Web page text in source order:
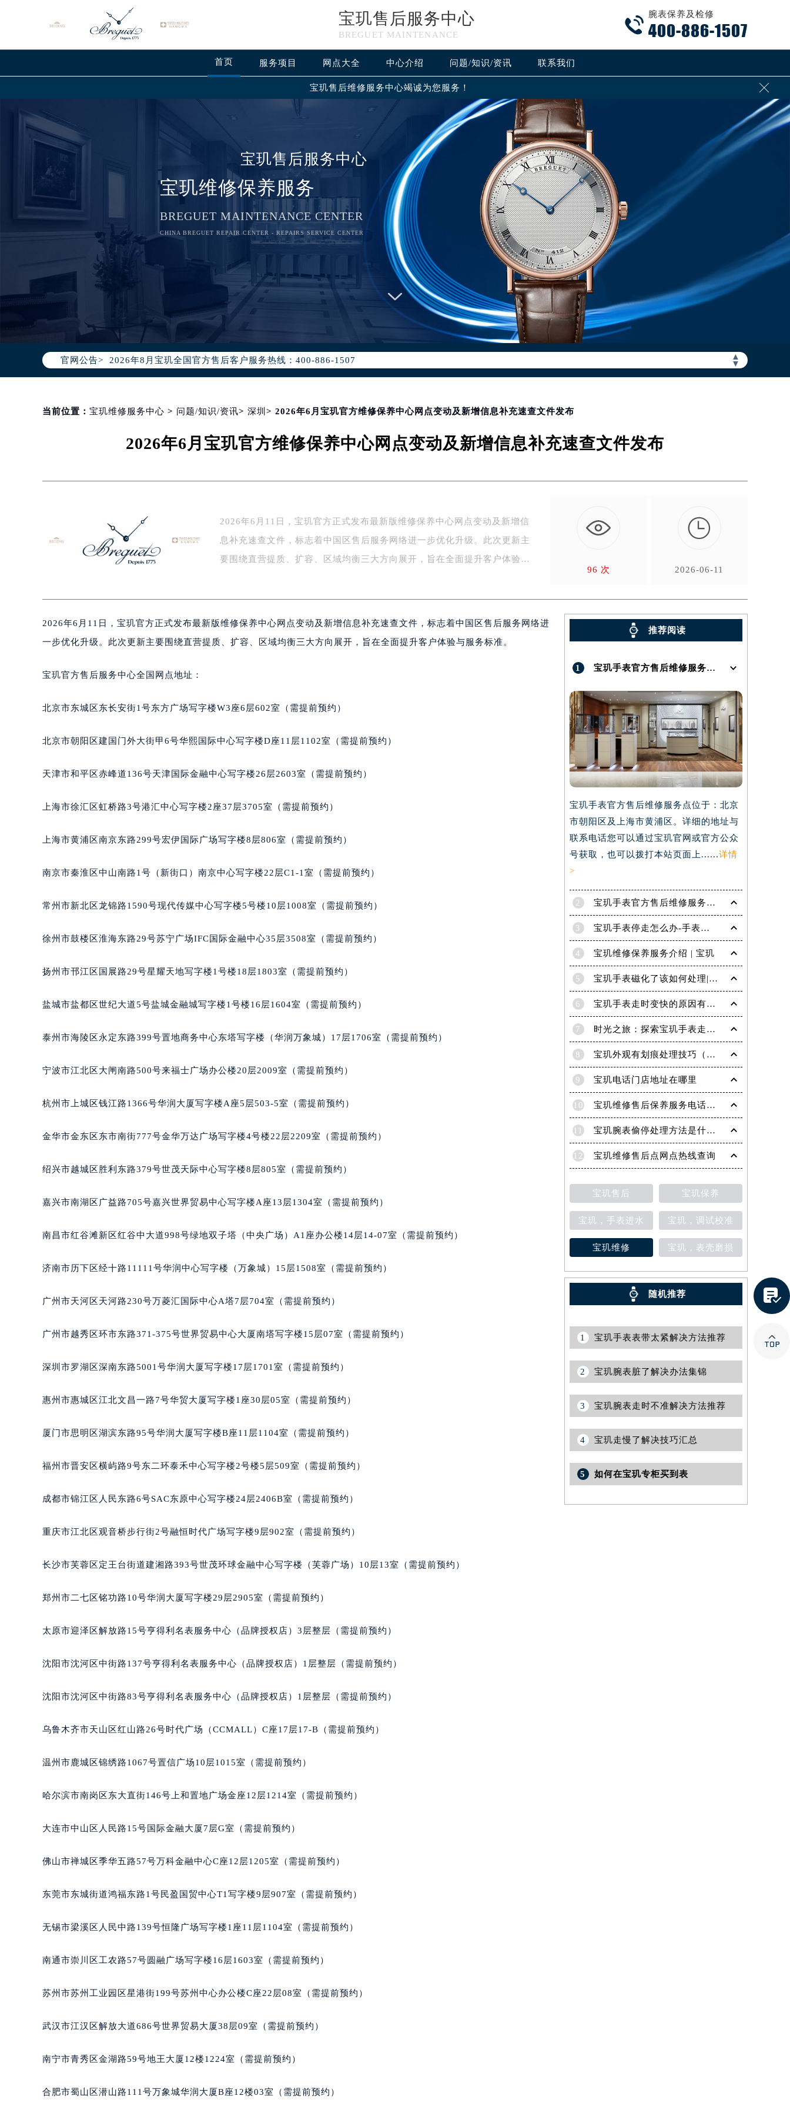
宝玑售后服务中心
BREGUET MAINTENANCE

腕表保养及检修
400-886-1507
首页 服务项目 网点大全 中心介绍 问题/知识/资讯 联系我们
宝玑售后维修服务中心竭诚为您服务！ 
宝玑售后服务中心
宝玑维修保养服务
BREGUET MAINTENANCE CENTER
CHINA BREGUET REPAIR CENTER - REPAIRS SERVICE CENTER
官网公告> ▲
▼
2026年8月宝玑中国区售后服务网络优化升级公告
2026年8月宝玑全国官方售后客户服务热线：400-886-1507
宝玑官方全国统一服务热线400-886-1507，服务覆盖中国大陆、香港、澳门、台湾全部区域（非大陆需加拨“+86”）
2026年8月宝玑售后服务中心最新网点地址：
北京市东城区东长安街1号东方广场写字楼W3座6层602室（需提前预约）
上海市徐汇区虹桥路3号港汇中心写字楼2座37层3705室（需提前预约）
扬州市邗江区国展路29号星耀天地写字楼1号楼18层1803室（需提前预约）
盐城市盐都区世纪大道5号盐城金融城写字楼1号楼16层1604室（需提前预约）
泰州市海陵区永定东路399号置地商务中心东塔写字楼（华润万象城）17层1706室（需提前预约）
绍兴市越城区胜利东路379号世茂天际中心写字楼8层805室（需提前预约）
嘉兴市南湖区广益路705号嘉兴世界贸易中心写字楼A座13层1304室（需提前预约）
济南市历下区经十路11111号华润中心写字楼（万象城）15层1508室（需提前预约）
广州市越秀区环市东路371-375号世界贸易中心大厦南塔写字楼15层07室（需提前预约）
惠州市惠城区江北文昌一路7号华贸大厦写字楼1座30层05室（需提前预约）
福州市鼓楼区五四路128-1号恒力城写字楼15层03室（需提前预约）
重庆市江北区观音桥步行街2号融恒时代广场写字楼9层902室（需提前预约）
郑州市二七区铭功路10号华润大厦写字楼29层2905室（需提前预约）
沈阳市沈河区中街路137号亨得利名表服务中心（品牌授权店）1层整层（需提前预约）
乌鲁木齐市天山区红山路26号时代广场（CCMALL）C座17层17-B（需提前预约）
哈尔滨市道里区友谊西路600号富力中心T2座写字楼29层03室（需提前预约）
佛山市禅城区季华五路57号万科金融中心C座12层1205室（需提前预约）
无锡市梁溪区人民中路139号恒隆广场写字楼1座11层1104室（需提前预约）
苏州市苏州工业园区星港街199号苏州中心办公楼C座22层08室（需提前预约）
南宁市青秀区金湖路59号地王大厦12楼1224室（需提前预约）
泉州市丰泽区宝洲路729号浦西万达中心写字楼A座7楼709室（需提前预约）
烟台市芝罘区胜利路139号万达金融中心A座907室（需提前预约）
贵阳市南明区都司高架桥路33号亨特国际金融中心14楼14D（需提前预约）
石家庄市长安区中山东路39号勒泰中心写字楼B座13层07室（需提前预约）
海口市龙华区金贸东路5号海口华润大厦B座17层1707室（需提前预约）
台州市椒江区东海大道1800号腾达中心东1幢20楼2002室（需提前预约）
甘肃省兰州市七里河区西津西路16号兰州中心写字楼21层2102室（需提前预约）
黑龙江省大庆市萨尔图区会战大街宝玑售后服务中心（需提前预约）
黑龙江省黑河市爱辉区中央街宝玑售后服务中心（需提前预约）
黑龙江省佳木斯市向阳区长安路宝玑售后服务中心（需提前预约）
黑龙江省七台河市桃山区大同街宝玑售后服务中心（需提前预约）
黑龙江省双鸭山市尖山区新兴大街宝玑售后服务中心（需提前预约）
黑龙江省伊春市伊美区通河路宝玑售后服务中心（需提前预约）
吉林省白山市浑江区浑江大街宝玑售后服务中心（需提前预约）
吉林省辽源市龙山区人民大街宝玑售后服务中心（需提前预约）
吉林省四平市铁东区紫气大路与南九经街交汇处宝玑售后服务中心（需提前预约）
吉林省通化市东昌区环通乡江南大街宝玑售后服务中心（需提前预约）
辽宁省鞍山市铁东区站前街宝玑售后服务中心（需提前预约）
辽宁省朝阳市双塔区新华路宝玑售后服务中心（需提前预约）
辽宁省抚顺市新抚区东一路宝玑售后服务中心（需提前预约）
辽宁省葫芦岛市连山区中央路宝玑售后服务中心（需提前预约）
辽宁省辽阳市白塔区新运大街宝玑售后服务中心（需提前预约）
辽宁省铁岭市银州区南马路宝玑售后服务中心（需提前预约）
辽宁省沈阳市沈河区中街路137号亨得利名表维修授权店1楼宝玑售后服务中心（需提前预约）
北京市朝阳区建国门外大街甲6号华熙国际中心D座11层1102室宝玑售后服务中心（北京总部）（需提前预约）
河北省保定市竞秀区朝阳北大街北国先天下宝玑售后服务中心（需提前预约）
内蒙古自治区巴彦淖尔市临河区新华街宝玑售后服务中心（需提前预约）
内蒙古自治区赤峰市红山区哈达街宝玑售后服务中心（需提前预约）
内蒙古自治区呼伦贝尔市海拉尔区中央街宝玑售后服务中心（需提前预约）
内蒙古自治区乌海市海勃湾区人民南路宝玑售后服务中心（需提前预约）
内蒙古自治区锡林郭勒盟市锡林浩特市光明街与额尔敦路交叉口宝玑售后服务中心（需提前预约）
当前位置： 宝玑维修服务中心 > 问题/知识/资讯> 深圳 > 2026年6月宝玑官方维修保养中心网点变动及新增信息补充速查文件发布
2026年6月宝玑官方维修保养中心网点变动及新增信息补充速查文件发布
2026年6月11日，宝玑官方正式发布最新版维修保养中心网点变动及新增信
息补充速查文件，标志着中国区售后服务网络进一步优化升级。此次更新主
要围绕直营提质、扩容、区域均衡三大方向展开，旨在全面提升客户体验与
96 次

2026-06-11
2026年6月11日，宝玑官方正式发布最新版维修保养中心网点变动及新增信息补充速查文件，标志着中国区售后服务网络进
一步优化升级。此次更新主要围绕直营提质、扩容、区域均衡三大方向展开，旨在全面提升客户体验与服务标准。
宝玑官方售后服务中心全国网点地址：
北京市东城区东长安街1号东方广场写字楼W3座6层602室（需提前预约）
北京市朝阳区建国门外大街甲6号华熙国际中心写字楼D座11层1102室（需提前预约）
天津市和平区赤峰道136号天津国际金融中心写字楼26层2603室（需提前预约）
上海市徐汇区虹桥路3号港汇中心写字楼2座37层3705室（需提前预约）
上海市黄浦区南京东路299号宏伊国际广场写字楼8层806室（需提前预约）
南京市秦淮区中山南路1号（新街口）南京中心写字楼22层C1-1室（需提前预约）
常州市新北区龙锦路1590号现代传媒中心写字楼5号楼10层1008室（需提前预约）
徐州市鼓楼区淮海东路29号苏宁广场IFC国际金融中心35层3508室（需提前预约）
扬州市邗江区国展路29号星耀天地写字楼1号楼18层1803室（需提前预约）
盐城市盐都区世纪大道5号盐城金融城写字楼1号楼16层1604室（需提前预约）
泰州市海陵区永定东路399号置地商务中心东塔写字楼（华润万象城）17层1706室（需提前预约）
宁波市江北区大闸南路500号来福士广场办公楼20层2009室（需提前预约）
杭州市上城区钱江路1366号华润大厦写字楼A座5层503-5室（需提前预约）
金华市金东区东市南街777号金华万达广场写字楼4号楼22层2209室（需提前预约）
绍兴市越城区胜利东路379号世茂天际中心写字楼8层805室（需提前预约）
嘉兴市南湖区广益路705号嘉兴世界贸易中心写字楼A座13层1304室（需提前预约）
南昌市红谷滩新区红谷中大道998号绿地双子塔（中央广场）A1座办公楼14层14-07室（需提前预约）
济南市历下区经十路11111号华润中心写字楼（万象城）15层1508室（需提前预约）
广州市天河区天河路230号万菱汇国际中心A塔7层704室（需提前预约）
广州市越秀区环市东路371-375号世界贸易中心大厦南塔写字楼15层07室（需提前预约）
深圳市罗湖区深南东路5001号华润大厦写字楼17层1701室（需提前预约）
惠州市惠城区江北文昌一路7号华贸大厦写字楼1座30层05室（需提前预约）
厦门市思明区湖滨东路95号华润大厦写字楼B座11层1104室（需提前预约）
福州市晋安区横屿路9号东二环泰禾中心写字楼2号楼5层509室（需提前预约）
成都市锦江区人民东路6号SAC东原中心写字楼24层2406B室（需提前预约）
重庆市江北区观音桥步行街2号融恒时代广场写字楼9层902室（需提前预约）
长沙市芙蓉区定王台街道建湘路393号世茂环球金融中心写字楼（芙蓉广场）10层13室（需提前预约）
郑州市二七区铭功路10号华润大厦写字楼29层2905室（需提前预约）
太原市迎泽区解放路15号亨得利名表服务中心（品牌授权店）3层整层（需提前预约）
沈阳市沈河区中街路137号亨得利名表服务中心（品牌授权店）1层整层（需提前预约）
沈阳市沈河区中街路83号亨得利名表服务中心（品牌授权店）1层整层（需提前预约）
乌鲁木齐市天山区红山路26号时代广场（CCMALL）C座17层17-B（需提前预约）
温州市鹿城区锦绣路1067号置信广场10层1015室（需提前预约）
哈尔滨市南岗区东大直街146号上和置地广场金座12层1214室（需提前预约）
大连市中山区人民路15号国际金融大厦7层G室（需提前预约）
佛山市禅城区季华五路57号万科金融中心C座12层1205室（需提前预约）
东莞市东城街道鸿福东路1号民盈国贸中心T1写字楼9层907室（需提前预约）
无锡市梁溪区人民中路139号恒隆广场写字楼1座11层1104室（需提前预约）
南通市崇川区工农路57号圆融广场写字楼16层1603室（需提前预约）
苏州市苏州工业园区星港街199号苏州中心办公楼C座22层08室（需提前预约）
武汉市江汉区解放大道686号世界贸易大厦38层09室（需提前预约）
南宁市青秀区金湖路59号地王大厦12楼1224室（需提前预约）
合肥市蜀山区潜山路111号万象城华润大厦B座12楼03室（需提前预约）
推荐阅读
1 宝玑手表官方售后维修服务点地址在哪呢？
宝玑手表官方售后维修服务点位于：北京
市朝阳区及上海市黄浦区。详细的地址与
联系电话您可以通过宝玑官网或官方公众
号获取，也可以拨打本站页面上......详情
>
2 宝玑手表官方售后维修服务点电话是多少？
3 宝玑手表停走怎么办-手表停走的解决方法
4 宝玑维修保养服务介绍 | 宝玑
5 宝玑手表磁化了该如何处理|宝玑技师为您讲解
6 宝玑手表走时变快的原因有哪些？
7 时光之旅：探索宝玑手表走时的秘密
8 宝玑外观有划痕处理技巧（轻松修复爱表的实用方法）
9 宝玑电话门店地址在哪里
10 宝玑维修售后保养服务电话是多少
11 宝玑腕表偷停处理方法是什么（专业维修指南与常见故障排查）
12 宝玑维修售后点网点热线查询
宝玑售后 宝玑保养
宝玑，手表进水 宝玑，调试校准
宝玑维修 宝玑，表壳磨损
随机推荐
1 宝玑手表表带太紧解决方法推荐
2 宝玑腕表脏了解决办法集锦
3 宝玑腕表走时不准解决方法推荐
4 宝玑走慢了解决技巧汇总
5 如何在宝玑专柜买到表

